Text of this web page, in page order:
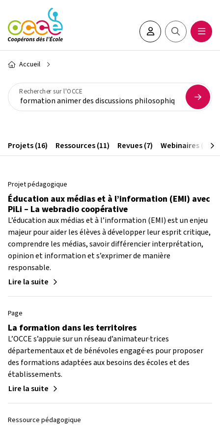
Aller au contenu principal
Espace adhérent•e
Rechercher
Fil d'Ariane
Accueil
Rechercher sur l'OCCE
Projets (16) Ressources (11) Revues (7) Webinaires (1)
Projet pédagogique
Éducation aux médias et à l’information (EMI) avec
PiLi – La webradio coopérative
L’éducation aux médias et à l’information (EMI) est un enjeu
majeur pour aider les élèves à développer leur esprit critique,
comprendre les médias, savoir différencier interprétation,
opinion et information et s’exprimer de manière
responsable.
Lire la suite
Page
La formation dans les territoires
L’OCCE s’appuie sur un réseau d’animateur·trices
départementaux et de bénévoles engagé·es pour proposer
des formations adaptées aux besoins des écoles et des
établissements.
Lire la suite
Ressource pédagogique